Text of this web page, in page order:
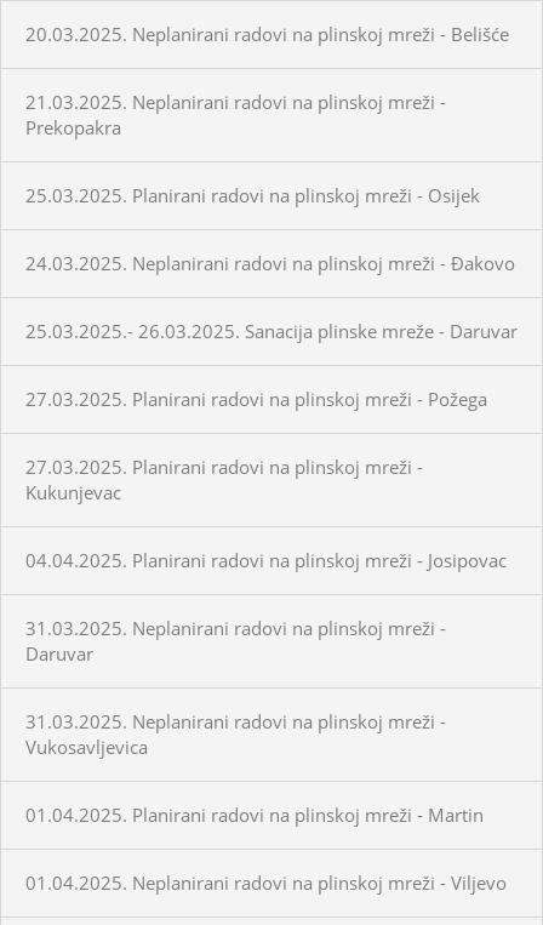
20.03.2025. Neplanirani radovi na plinskoj mreži - Belišće
21.03.2025. Neplanirani radovi na plinskoj mreži -
Prekopakra
25.03.2025. Planirani radovi na plinskoj mreži - Osijek
24.03.2025. Neplanirani radovi na plinskoj mreži - Đakovo
25.03.2025.- 26.03.2025. Sanacija plinske mreže - Daruvar
27.03.2025. Planirani radovi na plinskoj mreži - Požega
27.03.2025. Planirani radovi na plinskoj mreži -
Kukunjevac
04.04.2025. Planirani radovi na plinskoj mreži - Josipovac
31.03.2025. Neplanirani radovi na plinskoj mreži -
Daruvar
31.03.2025. Neplanirani radovi na plinskoj mreži -
Vukosavljevica
01.04.2025. Planirani radovi na plinskoj mreži - Martin
01.04.2025. Neplanirani radovi na plinskoj mreži - Viljevo